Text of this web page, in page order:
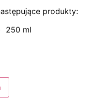
produkty:
250 ml